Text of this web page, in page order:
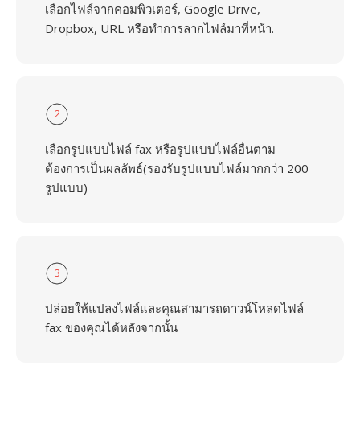
เลือกไฟล์จากคอมพิวเตอร์, Google Drive,
Dropbox, URL หรือทำการลากไฟล์มาที่หน้า.
2
เลือกรูปแบบไฟล์ fax หรือรูปแบบไฟล์อื่นตาม
ต้องการเป็นผลลัพธ์(รองรับรูปแบบไฟล์มากกว่า 200
รูปแบบ)
3
ปล่อยให้แปลงไฟล์และคุณสามารถดาวน์โหลดไฟล์
fax ของคุณได้หลังจากนั้น